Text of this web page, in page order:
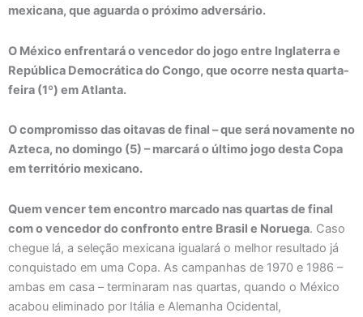
mexicana, que aguarda o próximo adversário.
O México enfrentará o vencedor do jogo entre Inglaterra e
República Democrática do Congo, que ocorre nesta quarta-
feira (1º) em Atlanta.
O compromisso das oitavas de final – que será novamente no
Azteca, no domingo (5) – marcará o último jogo desta Copa
em território mexicano.
Quem vencer tem encontro marcado nas quartas de final
com o vencedor do confronto entre Brasil e Noruega. Caso
chegue lá, a seleção mexicana igualará o melhor resultado já
conquistado em uma Copa. As campanhas de 1970 e 1986 –
ambas em casa – terminaram nas quartas, quando o México
acabou eliminado por Itália e Alemanha Ocidental,